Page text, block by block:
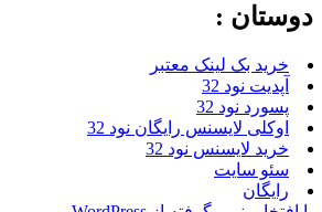
دوستان :
خرید بک لینک معتبر
آپدیت نود 32
پسورد نود 32
اوکلی لایسنس رایگان نود 32
خرید لایسنس نود 32
سئو سایت
رایگان